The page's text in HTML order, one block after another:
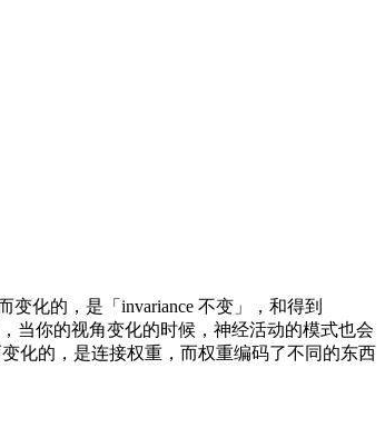
化的，是「invariance 不变」，和得到
当你的视角变化的时候，神经活动的模式也会
化的，是连接权重，而权重编码了不同的东西